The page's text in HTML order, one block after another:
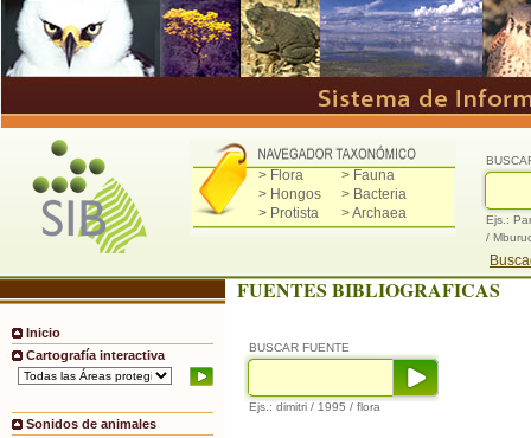
> Flora
> Fauna
> Hongos
> Bacteria
> Protista
> Archaea
Ejs.:
/
Inicio
Cartografía interactiva
Sonidos de animales
FUENTES BIBLIOGRAFICAS
BUSCAR FUENTE
Ejs.: dimitri / 1995 / flora